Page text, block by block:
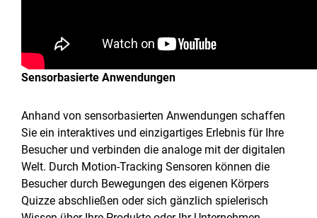
Sensorbasierte Anwendungen
Anhand von sensorbasierten Anwendungen schaffen
Sie ein interaktives und einzigartiges Erlebnis für Ihre
Besucher und verbinden die analoge mit der digitalen
Welt. Durch Motion-Tracking Sensoren können die
Besucher durch Bewegungen des eigenen Körpers
Quizze abschließen oder sich gänzlich spielerisch